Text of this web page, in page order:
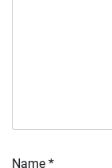
Name *